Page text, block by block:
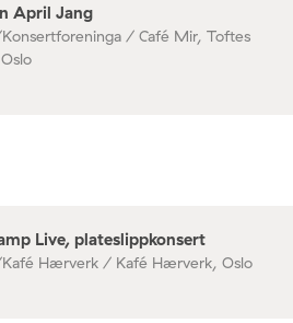
April Jang
Konsertforeninga / Café Mir, Toftes
Live, plateslippkonsert
Kafé Hærverk / Kafé Hærverk, Oslo